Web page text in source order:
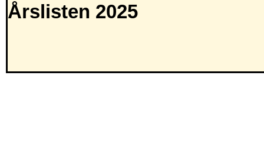
Årslisten 2025